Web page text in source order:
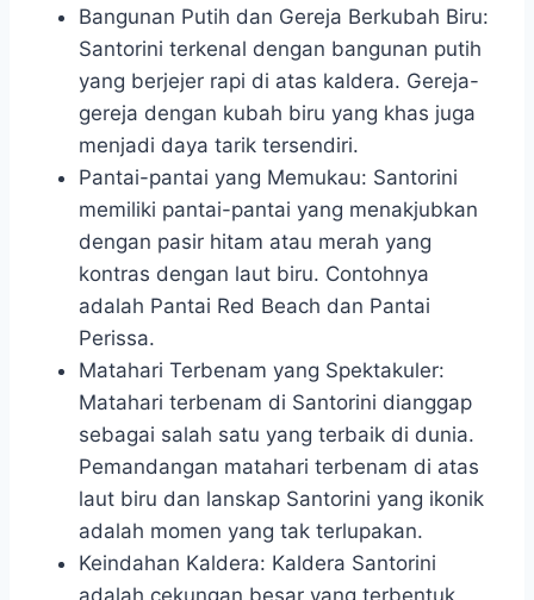
Bangunan Putih dan Gereja Berkubah Biru:
Santorini terkenal dengan bangunan putih
yang berjejer rapi di atas kaldera. Gereja-
gereja dengan kubah biru yang khas juga
menjadi daya tarik tersendiri.
Pantai-pantai yang Memukau: Santorini
memiliki pantai-pantai yang menakjubkan
dengan pasir hitam atau merah yang
kontras dengan laut biru. Contohnya
adalah Pantai Red Beach dan Pantai
Perissa.
Matahari Terbenam yang Spektakuler:
Matahari terbenam di Santorini dianggap
sebagai salah satu yang terbaik di dunia.
Pemandangan matahari terbenam di atas
laut biru dan lanskap Santorini yang ikonik
adalah momen yang tak terlupakan.
Keindahan Kaldera: Kaldera Santorini